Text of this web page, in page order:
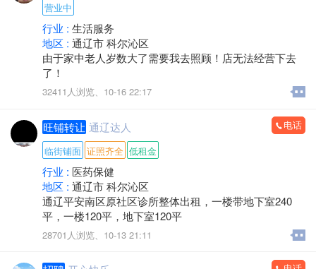
《债务优化》公积金负债高可优化，可帮结清全部高利
息网贷、信用卡。优化为1.8厘先息后本正规貸款！最长
垫资7个月！
客户经理15714755580（微信同步）
营业中
行业 : 生活服务
地区 : 通辽市 科尔沁区
由于家中老人岁数大了需要我去照顾！店无法经营下去
了！
32411人浏览、 10-16 22:17
旺铺转让 通辽达人
电话
临街铺面 证照齐全 低租金
行业 : 医药保健
地区 : 通辽市 科尔沁区
通辽平安南区原社区诊所整体出租，一楼带地下室240
平，一楼120平，地下室120平
28701人浏览、 10-13 21:11